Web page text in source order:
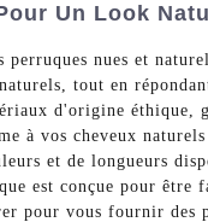
Un Look
nues et
tout en
d'origine éthique,
à vos cheveux
et de longueurs
est conçue pour
pour vous fournir des